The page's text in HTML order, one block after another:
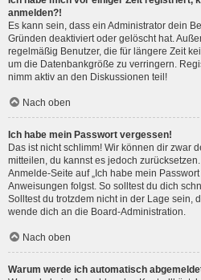
anmelden?!
Es kann sein, dass ein Administrator dein
Gründen deaktiviert oder gelöscht hat.
regelmäßig Benutzer, die für längere Zeit
um die Datenbankgröße zu verringern.
nimm aktiv an den Diskussionen teil!
Nach oben
Ich habe mein Passwort vergessen!
Das ist nicht schlimm! Wir können dir zwar
mitteilen, du kannst es jedoch
Anmelde-Seite auf „Ich habe mein
Anweisungen folgst. So solltest du dich
Solltest du trotzdem nicht in der Lage sein,
wende dich an die Board-Administration.
Nach oben
Warum werde ich automatisch